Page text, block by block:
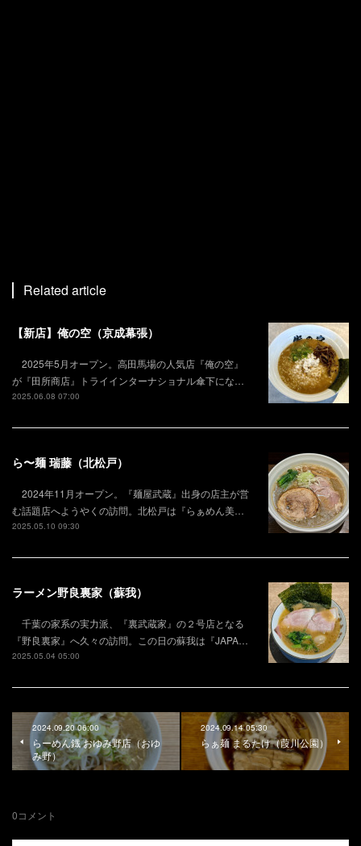
Related article
【新店】俺の空（京成幕張）
2025年5月オープン。高田馬場の人気店『俺の空』
が『田所商店』トライインターナショナル傘下にな…
2025.06.08 07:00
ら〜麺 瑞藤（北松戸）
2024年11月オープン。『麺屋武蔵』出身の店主が営
む話題店へようやくの訪問。北松戸は『らぁめん美…
2025.05.10 09:30
ラーメン野良裏家（蘇我）
千葉の家系の実力派、『裏武蔵家』の２号店となる
『野良裏家』へ久々の訪問。この日の蘇我は『JAPA…
2025.05.04 05:00
2024.09.20 06:00
らーめん鐡 おゆみ野店（おゆ
み野）
2024.09.14 05:30
らぁ麺 まるたけ（葭川公園）
0コメント